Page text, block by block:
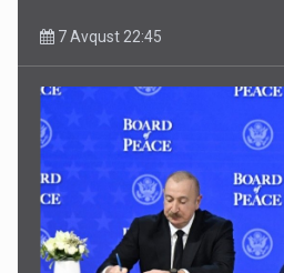
7 Avqust 22:45